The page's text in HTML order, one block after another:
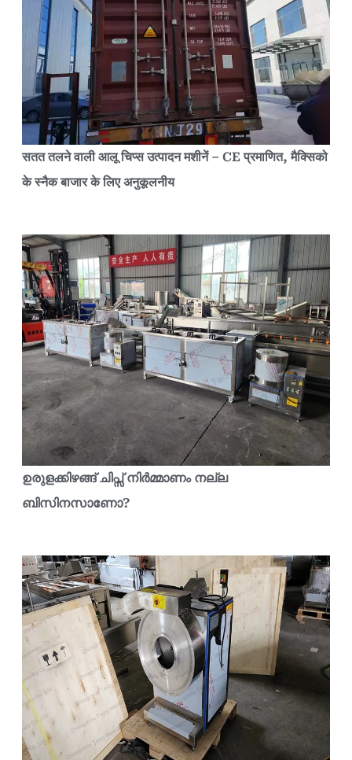
सतत तलने वाली आलू चिप्स उत्पादन मशीनें – CE प्रमाणित, मैक्सिको
के स्नैक बाजार के लिए अनुकूलनीय
ഉരുളക്കിഴങ്ങ് ചിപ്സ് നിർമ്മാണം നല്ല
ബിസിനസാണോ?